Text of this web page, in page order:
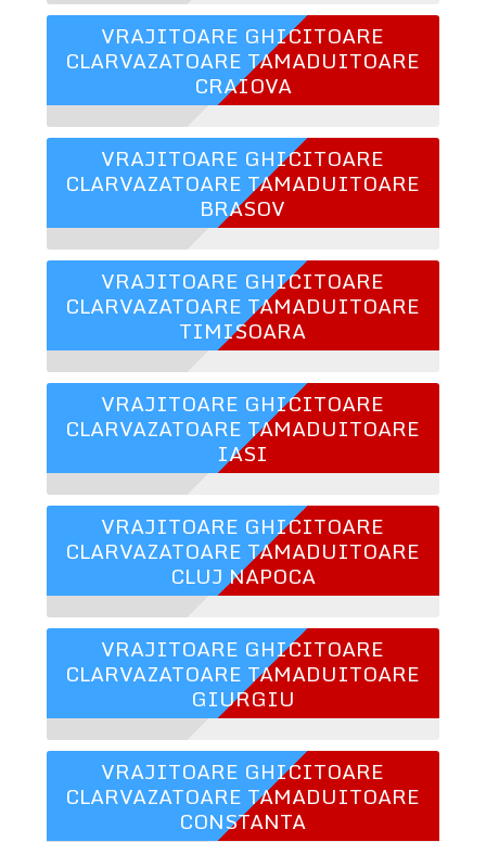
VRAJITOARE GHICITOARE
CLARVAZATOARE TAMADUITOARE
CRAIOVA
VRAJITOARE GHICITOARE
CLARVAZATOARE TAMADUITOARE
BRASOV
VRAJITOARE GHICITOARE
CLARVAZATOARE TAMADUITOARE
TIMISOARA
VRAJITOARE GHICITOARE
CLARVAZATOARE TAMADUITOARE
IASI
VRAJITOARE GHICITOARE
CLARVAZATOARE TAMADUITOARE
CLUJ NAPOCA
VRAJITOARE GHICITOARE
CLARVAZATOARE TAMADUITOARE
GIURGIU
VRAJITOARE GHICITOARE
CLARVAZATOARE TAMADUITOARE
CONSTANTA